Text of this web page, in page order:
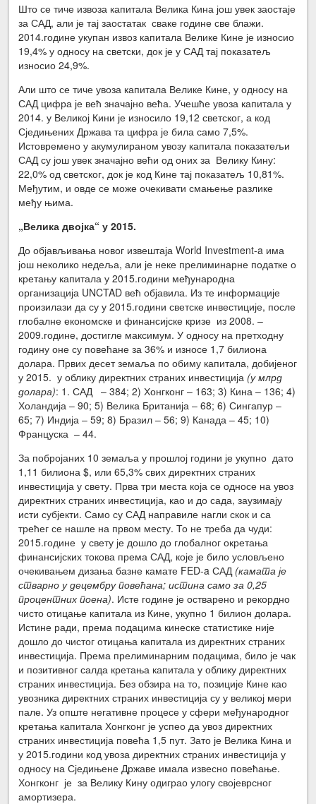
Што се тиче извоза капитала Велика Кина још увек заостаје
за САД, али је тај заостатак сваке године све блажи.
2014.године укупан извоз капитала Велике Кине је износио
19,4% у односу на светски, док је у САД тај показатељ
износио 24,9%.
Али што се тиче увоза капитала Велике Кине, у односу на
САД цифра је већ значајно већа. Учешће увоза капитала у
2014. у Великој Кини је износило 19,12 светског, а код
Сједињених Држава та цифра је била само 7,5%.
Истовремено у акумулираном увозу капитала показатељи
САД су још увек значајно већи од оних за Велику Кину:
22,0% од светског, док је код Кине тај показатељ 10,81%.
Међутим, и овде се може очекивати смањење разлике
међу њима.
„Велика двојка“ у 2015.
До објављивања новог извештаја World Investment-a има
још неколико недеља, али је неке прелиминарне податке о
кретању капитала у 2015.години међународна
организација UNCTAD већ објавила. Из те информације
произилази да су у 2015.години светске инвестиције, после
глобалне економске и финансијске кризе из 2008. –
2009.године, достигле максимум. У односу на претходну
годину оне су повећане за 36% и износе 1,7 билиона
долара. Првих десет земаља по обиму капитала, добијеног
у 2015. у облику директних страних инвестиција (у млрд
долара): 1. САД – 384; 2) Хонгконг – 163; 3) Кина – 136; 4)
Холандија – 90; 5) Велика Британија – 68; 6) Сингапур –
65; 7) Индија – 59; 8) Бразил – 56; 9) Канада – 45; 10)
Француска – 44.
За побројаних 10 земаља у прошлој години је укупно дато
1,11 билиона $, или 65,3% свих директних страних
инвестиција у свету. Прва три места која се односе на увоз
директних страних инвестиција, као и до сада, заузимају
исти субјекти. Само су САД направиле нагли скок и са
трећег се нашле на првом месту. То не треба да чуди:
2015.године у свету је дошло до глобалног окретања
финансијских токова према САД, које је било условљено
очекивањем дизања базне камате FED-a САД (камата је
стварно у децембру повећана; истина само за 0,25
процентних поена). Исте године је остварено и рекордно
чисто отицање капитала из Кине, укупно 1 билион долара.
Истине ради, према подацима кинеске статистике није
дошло до чистог отицања капитала из директних страних
инвестиција. Према прелиминарним подацима, било је чак
и позитивног салда кретања капитала у облику директних
страних инвестиција. Без обзира на то, позиције Кине као
увозника директних страних инвестиција су у великој мери
пале. Уз опште негативне процесе у сфери међународног
кретања капитала Хонгконг је успео да увоз директних
страних инвестиција повећа 1,5 пут. Зато је Велика Кина и
у 2015.години код увоза директних страних инвестиција у
односу на Сједињене Државе имала извесно повећање.
Хонгконг је за Велику Кину одиграо улогу својеврсног
амортизера.